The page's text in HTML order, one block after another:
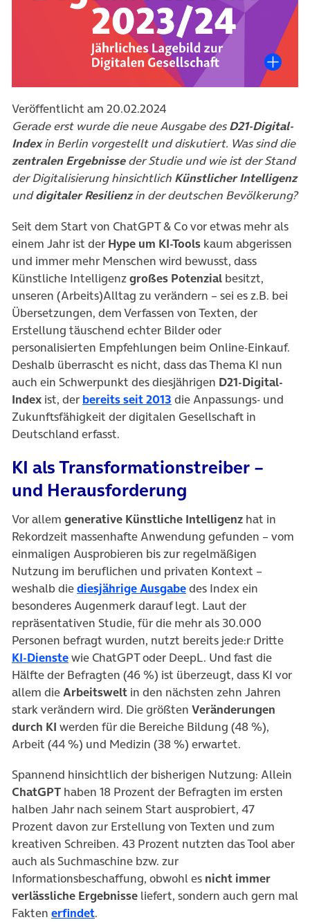
Veröffentlicht am 20.02.2024
Gerade erst wurde die neue Ausgabe desD21-Digital-
Indexin Berlin vorgestellt und diskutiert. Was sind die
zentralen Ergebnisseder Studie und wie ist der Stand
der Digitalisierung hinsichtlich Künstlicher Intelligenz
unddigitaler Resilienzin der deutschen Bevölkerung?
Seit dem Start von ChatGPT & Co vor etwas mehr als
einem Jahr ist der Hype um KI-Tools kaum abgerissen
und immer mehr Menschen wird bewusst, dass
Künstliche Intelligenzgroßes Potenzial besitzt,
unseren (Arbeits)Alltag zu verändern – sei es z.B. bei
Übersetzungen, dem Verfassen von Texten, der
Erstellung täuschend echter Bilder oder
personalisierten Empfehlungen beim Online-Einkauf.
Deshalb überrascht es nicht, dass das Thema KI nun
auch ein Schwerpunkt des diesjährigen D21-Digital-
Index ist, der bereits seit 2013 (öffnet in neuem Tab)
die Anpassungs- und
Zukunftsfähigkeit der digitalen Gesellschaft in
Deutschland erfasst.
KI als Transformationstreiber –
und Herausforderung
Vor allem generative Künstliche Intelligenz hat in
Rekordzeit massenhafte Anwendung gefunden – vom
einmaligen Ausprobieren bis zur regelmäßigen
Nutzung im beruflichen und privaten Kontext –
weshalb diediesjährige Ausgabe(öffnet in neuem Tab)
des Index ein
besonderes Augenmerk darauf legt. Laut der
repräsentativen Studie, für die mehr als 30.000
Personen befragt wurden, nutzt bereits jede:r Dritte
KI-Dienste(öffnet in neuem Tab)
wie ChatGPT oder DeepL. Und fast die
Hälfte der Befragten (46 %) ist überzeugt, dass KI vor
allem dieArbeitswelt in den nächsten zehn Jahren
stark verändern wird. Die größten Veränderungen
durch KI werden für die Bereiche Bildung (48 %),
Arbeit (44 %) und Medizin (38 %) erwartet.
Spannend hinsichtlich der bisherigen Nutzung: Allein
ChatGPT haben 18 Prozent der Befragten im ersten
halben Jahr nach seinem Start ausprobiert, 47
Prozent davon zur Erstellung von Texten und zum
kreativen Schreiben. 43 Prozent nutzten das Tool aber
auch als Suchmaschine bzw. zur
Informationsbeschaffung, obwohl es nicht immer
verlässliche Ergebnisse liefert, sondern auch gern mal
Fakten erfindet.